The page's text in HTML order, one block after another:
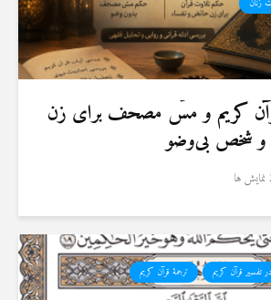
زنان
كريم و مسّ مصحف برای زن
و شخص بی‌وضو
ها
تفسیر قرآن کریم
ترجمهٔ قرآن کریم